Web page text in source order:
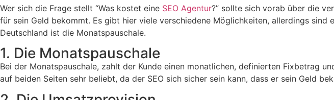
Wer sich die Frage stellt “Was kostet eine SEO Agentur?” sollte sich vorab über die
für sein Geld bekommt. Es gibt hier viele verschiedene Möglichkeiten, allerdings
Deutschland ist die Monatspauschale.
1. Die Monatspauschale
Bei der Monatspauschale, zahlt der Kunde einen monatlichen, definierten Fixbetrag
auf beiden Seiten sehr beliebt, da der SEO sich sicher sein kann, dass er sein Geld